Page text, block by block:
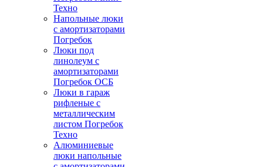
Техно
Напольные люки
с амортизаторами
Погребок
Люки под
линолеум с
амортизаторами
Погребок ОСБ
Люки в гараж
рифленые с
металлическим
листом Погребок
Техно
Алюминиевые
люки напольные